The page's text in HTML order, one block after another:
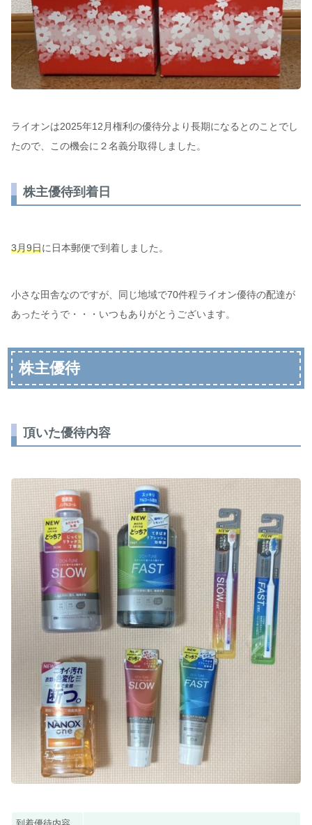
ライオンは2025年12月権利の優待分より長期になるとのことでし
たので、この機会に２名義分取得しました。
株主優待到着日
3月9日に日本郵便で到着しました。
小さな田舎なのですが、同じ地域で70件程ライオン優待の配達が
あったそうで・・・いつもありがとうございます。
株主優待
頂いた優待内容